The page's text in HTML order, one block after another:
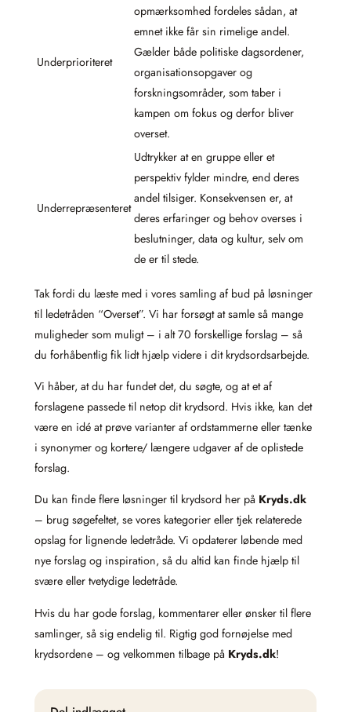
Underprioriteret
opmærksomhed fordeles sådan, at
emnet ikke får sin rimelige andel.
Gælder både politiske dagsordener,
organisationsopgaver og
forskningsområder, som taber i
kampen om fokus og derfor bliver
overset.
Underrepræsenteret
Udtrykker at en gruppe eller et
perspektiv fylder mindre, end deres
andel tilsiger. Konsekvensen er, at
deres erfaringer og behov overses i
beslutninger, data og kultur, selv om
de er til stede.
Tak fordi du læste med i vores samling af bud på løsninger
til ledetråden “Overset”. Vi har forsøgt at samle så mange
muligheder som muligt – i alt 70 forskellige forslag – så
du forhåbentlig fik lidt hjælp videre i dit krydsordsarbejde.
Vi håber, at du har fundet det, du søgte, og at et af
forslagene passede til netop dit krydsord. Hvis ikke, kan det
være en idé at prøve varianter af ordstammerne eller tænke
i synonymer og kortere/ længere udgaver af de oplistede
forslag.
Du kan finde flere løsninger til krydsord her på Kryds.dk
– brug søgefeltet, se vores kategorier eller tjek relaterede
opslag for lignende ledetråde. Vi opdaterer løbende med
nye forslag og inspiration, så du altid kan finde hjælp til
svære eller tvetydige ledetråde.
Hvis du har gode forslag, kommentarer eller ønsker til flere
samlinger, så sig endelig til. Rigtig god fornøjelse med
krydsordene – og velkommen tilbage på Kryds.dk!